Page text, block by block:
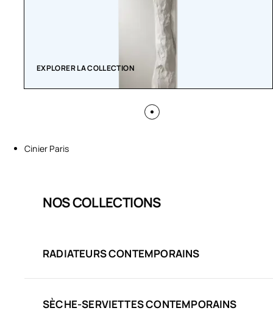
EXPLORER LA COLLECTION
Cinier Paris
NOS COLLECTIONS
RADIATEURS CONTEMPORAINS
SÈCHE-SERVIETTES CONTEMPORAINS